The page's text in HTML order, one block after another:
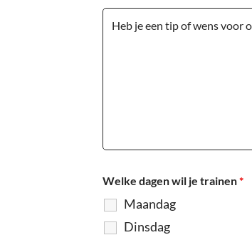
Welke dagen wil je trainen*
Maandag
Dinsdag